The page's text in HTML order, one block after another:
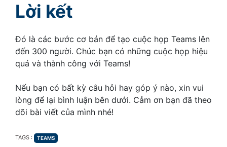
Lời kết
Đó là các bước cơ bản để tạo cuộc họp Teams lên
đến 300 người. Chúc bạn có những cuộc họp hiệu
quả và thành công với Teams!
Nếu bạn có bất kỳ câu hỏi hay góp ý nào, xin vui
lòng để lại bình luận bên dưới. Cảm ơn bạn đã theo
dõi bài viết của mình nhé!
TAGS : TAGS
TEAMS